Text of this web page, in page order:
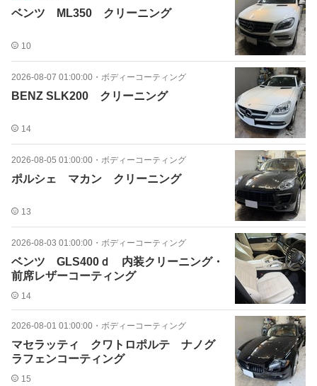
ベンツ ML350 クリーニング
10
2026-08-07 01:00:00 ・ ボディーコーティング
BENZ SLK200 クリーニング
14
2026-08-05 01:00:00 ・ ボディーコーティング
ポルシェ マカン クリーニング
13
2026-08-03 01:00:00 ・ ボディーコーティング
ベンツ GLS400ｄ 内装クリーニング・
前席レザーコーティング
14
2026-08-01 01:00:00 ・ ボディーコーティング
マセラッティ クワトロポルテ ナノグ
ラフェンコーティング
15